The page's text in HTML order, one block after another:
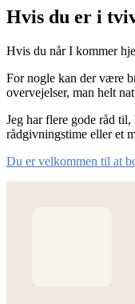
Hvis du er i
Hvis du når I kommer
For nogle kan der være
overvejelser, man helt
Jeg har flere gode råd
rådgivningstime eller et
Du er velkommen til at